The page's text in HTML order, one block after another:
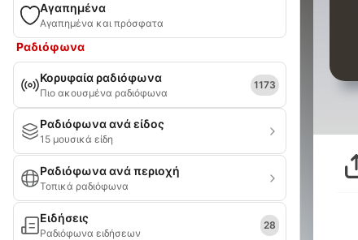
Αγαπημένα
Αγαπημένα και πρόσφατα
Ραδιόφωνα
Κορυφαία ραδιόφωνα
Πιο ακουσμένα ραδιόφωνα
1173
Ραδιόφωνα ανά είδος
15 μουσικά είδη
Ραδιόφωνα ανά περιοχή
Τοπικά ραδιόφωνα
Ειδήσεις
Ραδιόφωνα ειδήσεων
28